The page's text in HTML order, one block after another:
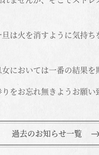
は火を消すように気持
においては一番の結果を
をお忘れ無きようお願い
過去のお知らせ一覧